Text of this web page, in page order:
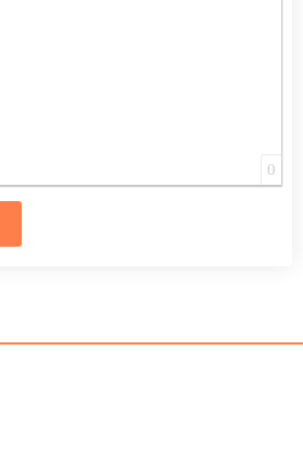
0